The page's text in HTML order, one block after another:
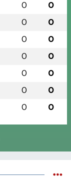
0 0
0 0
0 0
0 0
0 0
0 0
0 0